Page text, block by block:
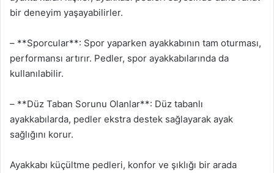
bir deneyim yaşayabilirler.
– **Sporcular**: Spor yaparken ayakkabının tam oturması,
performansı artırır. Pedler, spor ayakkabılarında da
kullanılabilir.
– **Düz Taban Sorunu Olanlar**: Düz tabanlı
ayakkabılarda, pedler ekstra destek sağlayarak ayak
sağlığını korur.
Ayakkabı küçültme pedleri, konfor ve şıklığı bir arada